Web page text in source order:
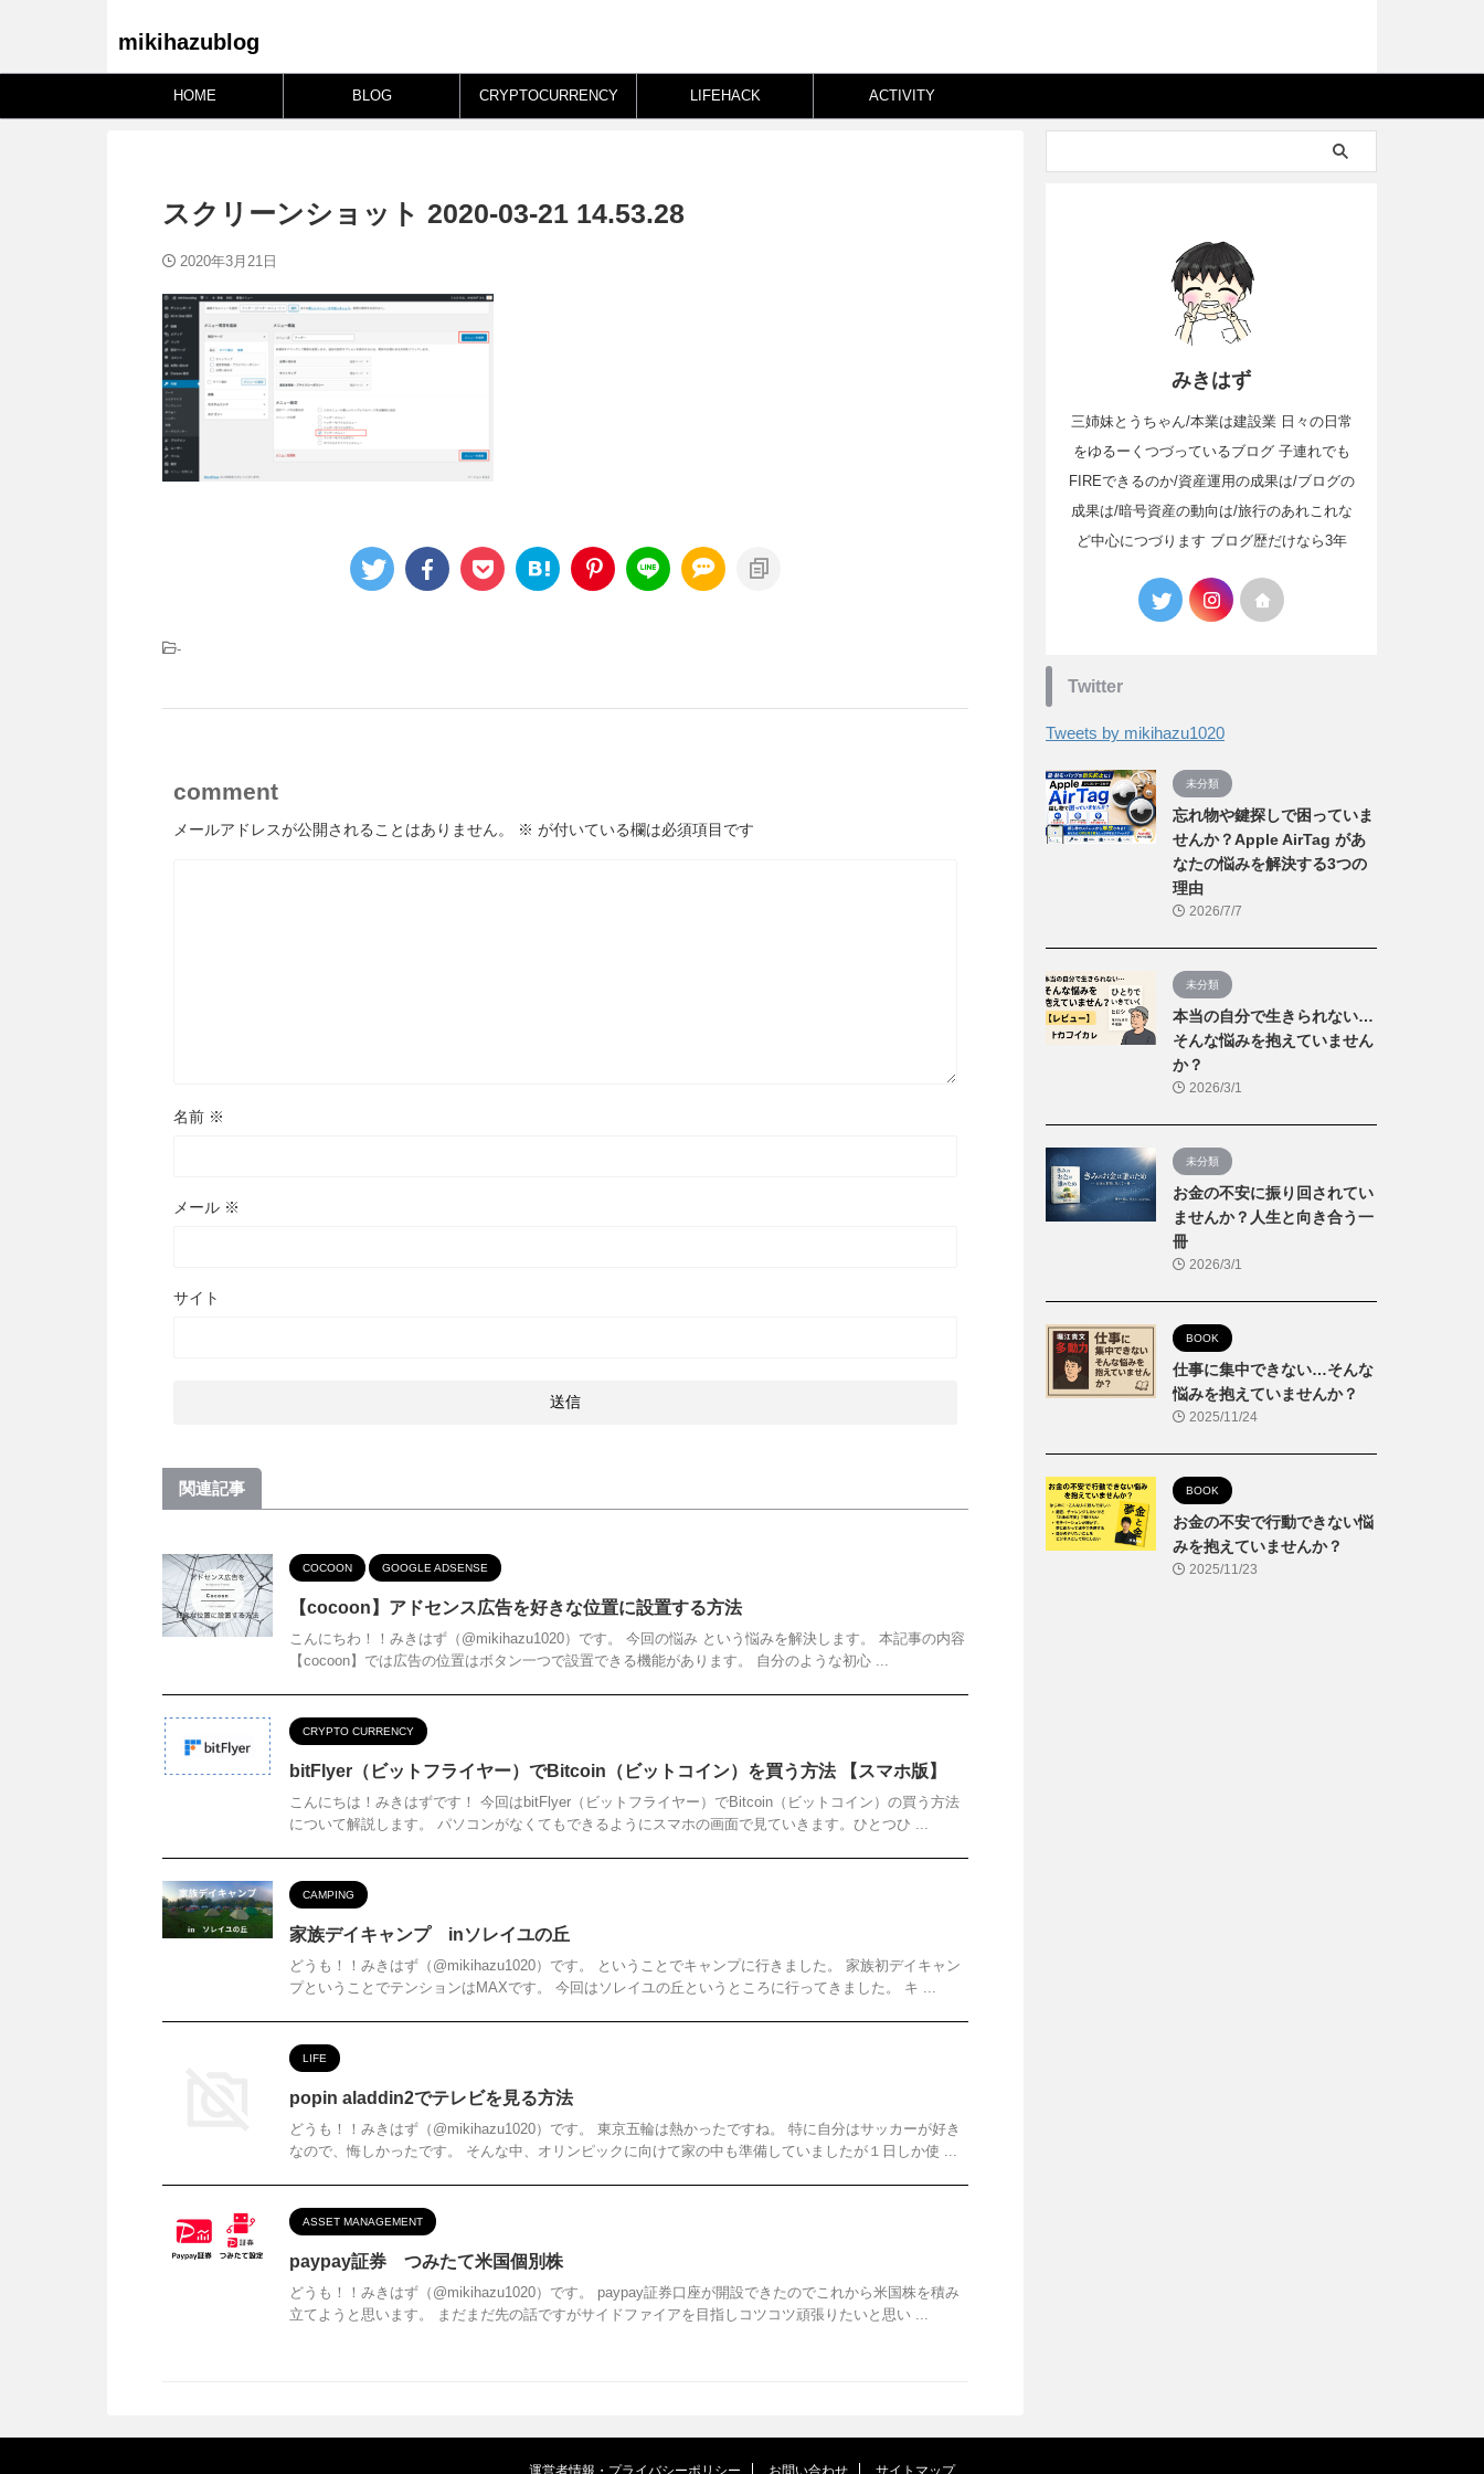
mikihazublog
HOME BLOG CRYPTOCURRENCY LIFEHACK ACTIVITY
スクリーンショット 2020-03-21 14.53.28
2020年3月21日
-
comment
メールアドレスが公開されることはありません。 ※ が付いている欄は必須項目です
名前 ※
メール ※
サイト
関連記事
COCOON GOOGLE ADSENSE
【cocoon】アドセンス広告を好きな位置に設置する方法
こんにちわ！！みきはず（@mikihazu1020）です。 今回の悩み という悩みを解決します。 本記事の内容
【cocoon】では広告の位置はボタン一つで設置できる機能があります。 自分のような初心 ...
CRYPTO CURRENCY
bitFlyer（ビットフライヤー）でBitcoin（ビットコイン）を買う方法 【スマホ版】
こんにちは！みきはずです！ 今回はbitFlyer（ビットフライヤー）でBitcoin（ビットコイン）の買う方法
について解説します。 パソコンがなくてもできるようにスマホの画面で見ていきます。ひとつひ ...
CAMPING
家族デイキャンプ inソレイユの丘
どうも！！みきはず（@mikihazu1020）です。 ということでキャンプに行きました。 家族初デイキャン
プということでテンションはMAXです。 今回はソレイユの丘というところに行ってきました。 キ ...
LIFE
popin aladdin2でテレビを見る方法
どうも！！みきはず（@mikihazu1020）です。 東京五輪は熱かったですね。 特に自分はサッカーが好き
なので、悔しかったです。 そんな中、オリンピックに向けて家の中も準備していましたが１日しか使 ...
ASSET MANAGEMENT
paypay証券 つみたて米国個別株
どうも！！みきはず（@mikihazu1020）です。 paypay証券口座が開設できたのでこれから米国株を積み
立てようと思います。 まだまだ先の話ですがサイドファイアを目指しコツコツ頑張りたいと思い ...
みきはず
三姉妹とうちゃん/本業は建設業 日々の日常
をゆるーくつづっているブログ 子連れでも
FIREできるのか/資産運用の成果は/ブログの
成果は/暗号資産の動向は/旅行のあれこれな
ど中心につづります ブログ歴だけなら3年
Twitter
Tweets by mikihazu1020
未分類
忘れ物や鍵探しで困っていま
せんか？Apple AirTag があ
なたの悩みを解決する3つの
理由
2026/7/7
未分類
本当の自分で生きられない…
そんな悩みを抱えていません
か？
2026/3/1
未分類
お金の不安に振り回されてい
ませんか？人生と向き合う一
冊
2026/3/1
BOOK
仕事に集中できない…そんな
悩みを抱えていませんか？
2025/11/24
BOOK
お金の不安で行動できない悩
みを抱えていませんか？
2025/11/23
運営者情報・プライバシーポリシー お問い合わせ サイトマップ